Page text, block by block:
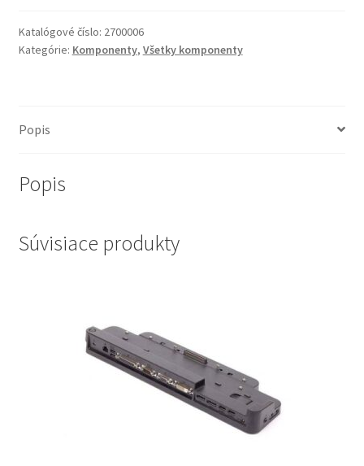
for
Dell
Katalógové číslo: 2700006
Kategórie: Komponenty, Všetky komponenty
Popis
Popis
Súvisiace produkty